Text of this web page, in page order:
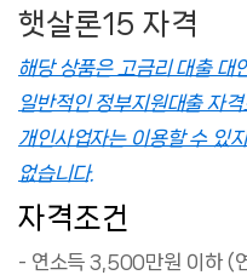
햇살론15 자격
해당 상품은 고금리 대출 대
일반적인 정부지원대출 자
개인사업자는 이용할 수 있
없습니다.
자격조건
- 연소득 3,500만원 이하 (